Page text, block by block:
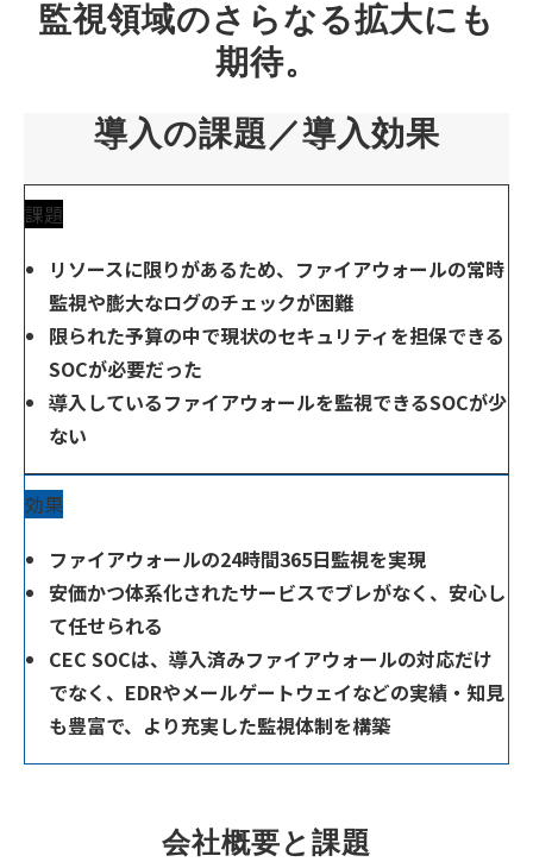
監視領域のさらなる拡大にも
期待。
導入の課題／導入効果
課題
リソースに限りがあるため、ファイアウォールの常時
監視や膨大なログのチェックが困難
限られた予算の中で現状のセキュリティを担保できる
SOCが必要だった
導入しているファイアウォールを監視できるSOCが少
ない
効果
ファイアウォールの24時間365日監視を実現
安価かつ体系化されたサービスでブレがなく、安心し
て任せられる
CEC SOCは、導入済みファイアウォールの対応だけ
でなく、EDRやメールゲートウェイなどの実績・知見
も豊富で、より充実した監視体制を構築
会社概要と課題